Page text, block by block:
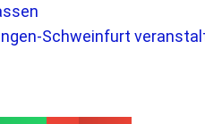
Schweinfurt